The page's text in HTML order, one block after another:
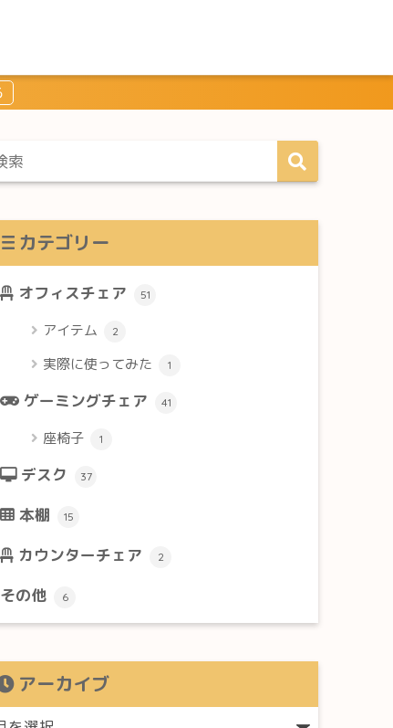
カテゴリー
オフィスチェア 51
アイテム 2
実際に使ってみた 1
ゲーミングチェア 41
座椅子 1
デスク 37
本棚 15
カウンターチェア 2
その他 6
アーカイブ